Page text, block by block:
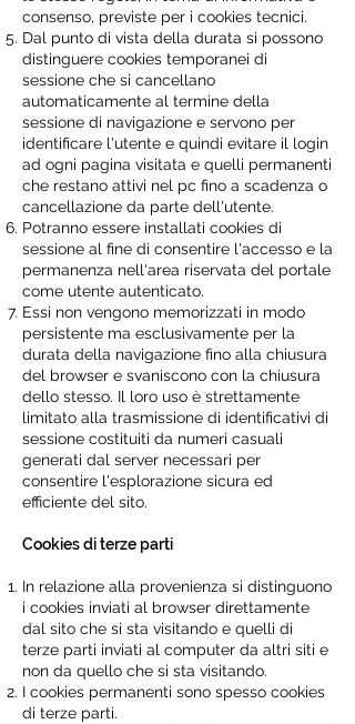
consenso, previste per i cookies tecnici.
Dal punto di vista della durata si possono
distinguere cookies temporanei di
sessione che si cancellano
automaticamente al termine della
sessione di navigazione e servono per
identificare l'utente e quindi evitare il login
ad ogni pagina visitata e quelli permanenti
che restano attivi nel pc fino a scadenza o
cancellazione da parte dell'utente.
Potranno essere installati cookies di
sessione al fine di consentire l'accesso e la
permanenza nell'area riservata del portale
come utente autenticato.
Essi non vengono memorizzati in modo
persistente ma esclusivamente per la
durata della navigazione fino alla chiusura
del browser e svaniscono con la chiusura
dello stesso. Il loro uso è strettamente
limitato alla trasmissione di identificativi di
sessione costituiti da numeri casuali
generati dal server necessari per
consentire l'esplorazione sicura ed
efficiente del sito.
Cookies di terze parti
In relazione alla provenienza si distinguono
i cookies inviati al browser direttamente
dal sito che si sta visitando e quelli di
terze parti inviati al computer da altri siti e
non da quello che si sta visitando.
I cookies permanenti sono spesso cookies
di terze parti.